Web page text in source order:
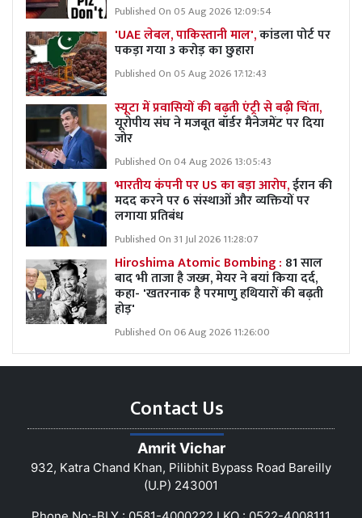
Published On 05 Aug 2026 12:09:54
'UAE लेबल, पाकिस्तानी माल',कांडला पोर्ट पर
पकड़ा गया 3 करोड़ का छुहारा
Published On 05 Aug 2026 17:12:43
स्यूटा में प्रवासियों की बढ़ती एंट्री से बढ़ी चिंता,
यूरोपीय संघ ने मजबूत बॉर्डर मैनेजमेंट पर दिया
जोर
Published On 04 Aug 2026 13:05:43
भारतीय कंपनी पर US का बड़ा आरोप,ईरान की
मदद करने पर 6 संस्थाओं और व्यक्तियों पर
लगाया प्रतिबंध
Published On 31 Jul 2026 11:28:07
Hiroshima Atomic Bombing : 81 साल
बाद भी ताजा है जख्म, मेयर ने बयां किया दर्द,
कहा- 'खतरनाक है परमाणु हथियारों की बढ़ती
होड़'
Published On 06 Aug 2026 11:26:00
Contact Us
Amrit Vichar
932, Katra Chand Khan, Pilibhit Bypass Road Bareilly
(U.P) 243001